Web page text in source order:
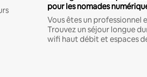
pour les nomades
Vous êtes un professionnel
Trouvez un séjour longue
wifi haut débit et espaces